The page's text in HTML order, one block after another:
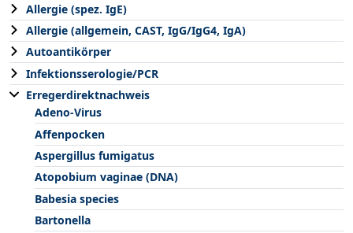
Allergie (spez. IgE)
Allergie (allgemein, CAST, IgG/IgG4, IgA)
Autoantikörper
Infektionsserologie/PCR
Erregerdirektnachweis
Adeno-Virus
Affenpocken
Aspergillus fumigatus
Atopobium vaginae (DNA)
Babesia species
Bartonella